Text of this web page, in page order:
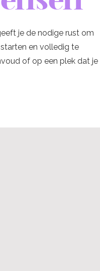
je de nodige rust om
en volledig te
of op een plek dat je